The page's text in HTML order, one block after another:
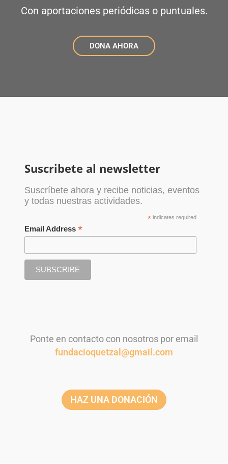
Con aportaciones periódicas o puntuales.
DONA AHORA
Suscribete al newsletter
Suscríbete ahora y recibe noticias, eventos
y todas nuestras actividades.
* indicates required
Email Address *
Ponte en contacto con nosotros por email
fundacioquetzal@gmail.com
HAZ UNA DONACIÓN